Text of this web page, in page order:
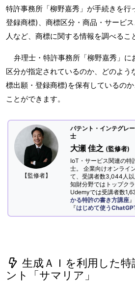
特許事務所「柳野嘉秀」が手続きを行
登録商標)、商標区分・商品・サービ
人など、商標に関する情報を調べるこ
弁理士・特許事務所「柳野嘉秀」に
区分が指定されているのか、どのよう
標出願・登録商標)を保有しているの
ことができます。
【監修者】
パテント・インテグレ
士
大瀬 佳之 (監修者)
IoT・サービス関連の特
士。 企業向けオンライ
て、受講者数3,044人
知財分野ではトップクラ
Udemyでは受講者数
かる特許の書き方講座
『はじめて使う
生成ＡＩを利用した特
ント「サマリア」